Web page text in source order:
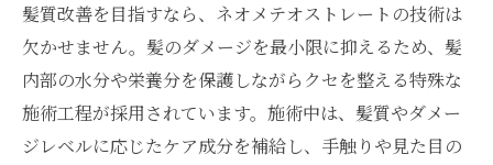
ート提案
髪質改善で理想の美しさを手に入れる方法
髪質改善を目指すなら、ネオメテオストレートの技術は
欠かせません。髪のダメージを最小限に抑えるため、髪
内部の水分や栄養分を保護しながらクセを整える特殊な
施術工程が採用されています。施術中は、髪質やダメー
ジレベルに応じたケア成分を補給し、手触りや見た目の